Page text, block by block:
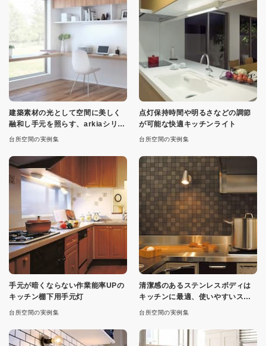
建築素材の光として空間に美しく
融和し手元を照らす、arkiaシリー
ズの照明器具
台所空間の実例集
点灯保持時間や明るさなどの調節
が可能な快適キッチンライト
台所空間の実例集
手元が暗くならない作業能率UPの
キッチン棚下用手元灯
台所空間の実例集
清潔感のあるステンレスボディは
キッチンに最適、使いやすいスポ
ットタイプの手元灯
台所空間の実例集